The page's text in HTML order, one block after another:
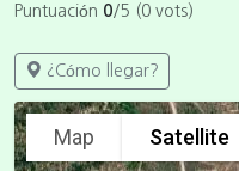
Puntuación 0/5 (0 vots)
¿Cómo llegar?
Map Satellite